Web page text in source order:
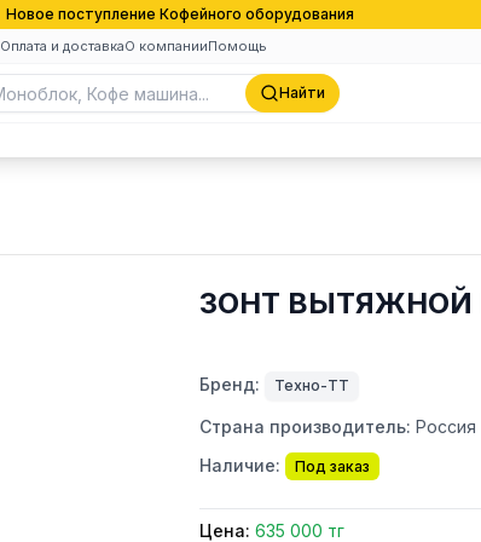
Новое поступление Кофейного оборудования
Оплата и доставкаО компанииПомощь
Найти
ЗОНТ ВЫТЯЖНОЙ
Бренд: Техно-ТТ
Страна производитель: Россия
Наличие:
Под заказ
Цена: 635 000 тг